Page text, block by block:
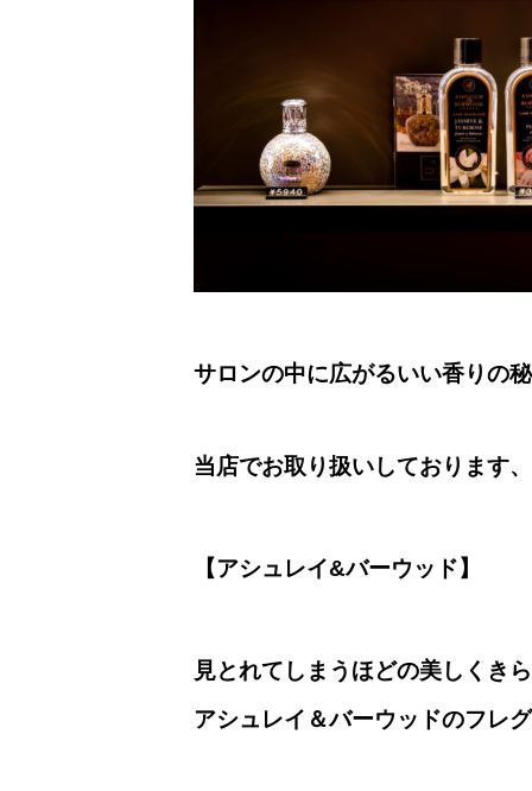
サロンの中に広がるいい香りの
当店でお取り扱いしております
【アシュレイ&バーウッド】
見とれてしまうほどの美しくき
アシュレイ＆バーウッドのフレ